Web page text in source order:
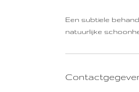
Een subtiele
natuurlijke